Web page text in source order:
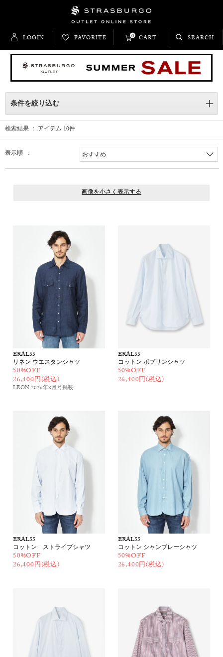
LOGIN FAVORITE CART
0 SEARCH
条件を絞り込む
検索結果 ： アイテム 10件
表示順 ：
ERAL55
リネン ウエスタンシャツ
50%OFF
26,400円(税込)
LEON 2026年8月号掲載
ERAL55
コットン ポプリンシャツ
50%OFF
26,400円(税込)
ERAL55
コットン ストライプシャツ
50%OFF
26,400円(税込)
ERAL55
コットン シャンブレーシャツ
50%OFF
26,400円(税込)